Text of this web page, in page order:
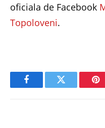
oficiala de Facebook
Topoloveni.
FacebookTwitter